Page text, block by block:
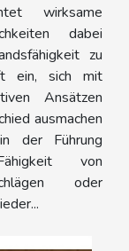
wirksame
dabei
zu
ein, sich mit
Ansätzen
ausmachen
der Führung
von
oder